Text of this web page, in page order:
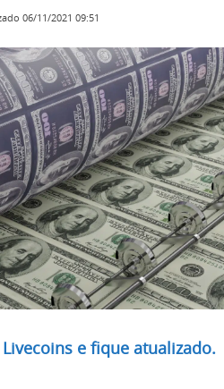
06/11/2021 09:51
Livecoins e fique atualizado.